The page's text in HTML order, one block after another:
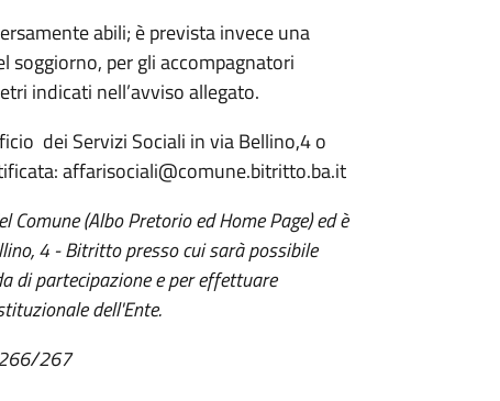
abili; è prevista invece una
soggiorno, per gli accompagnatori
indicati nell’avviso allegato.
dei Servizi Sociali in via Bellino,4 o
affarisociali@comune.bitritto.ba.it
(Albo Pretorio ed Home Page) ed è
4 - Bitritto presso cui sarà possibile
di partecipazione e per effettuare
dell'Ente.
267